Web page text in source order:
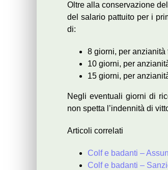
Oltre alla conservazione
del salario pattuito per i
di:
8 giorni, per anzianità
10 giorni, per
15 giorni, per
Negli eventuali giorni di
non spetta l’indennità di
Articoli correlati
Colf e badanti –
Colf e badanti –